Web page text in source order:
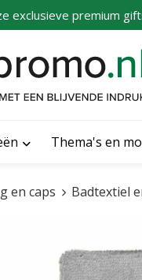
exclusieve premium
Thema's en
en caps Badtextiel